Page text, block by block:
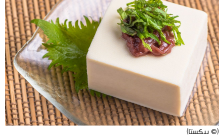
(© بيكستا)